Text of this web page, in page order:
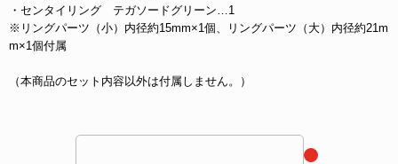
・センタイリング テガソードグリーン…1
※リングパーツ（小）内径約15mm×1個、リングパーツ（大）内径約21m
m×1個付属
（本商品のセット内容以外は付属しません。）